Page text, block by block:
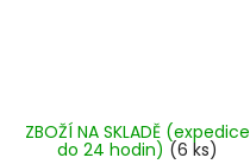
ZBOŽÍ NA SKLADĚ (expedice
do 24 hodin) (6 ks)